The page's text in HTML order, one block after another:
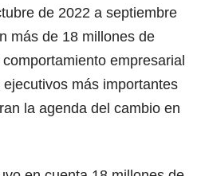
de 2022 a septiembre
más de 18 millones de
empresarial
más importantes
la agenda del cambio en